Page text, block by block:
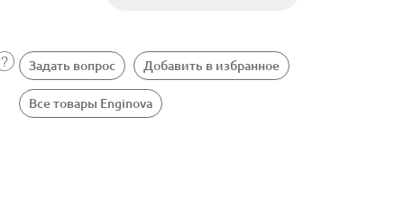
Задать вопрос Добавить в избранное
Все товары Enginova